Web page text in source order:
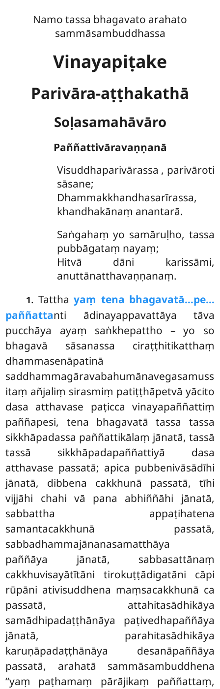
Namo tassa bhagavato arahato
sammāsambuddhassa
Vinayapiṭake
Parivāra-aṭṭhakathā
Soḷasamahāvāro
Paññattivāravaṇṇanā
Visuddhaparivārassa , parivāroti
sāsane;
Dhammakkhandhasarīrassa,
khandhakānaṃ anantarā.
Saṅgahaṃ yo samāruḷho, tassa
pubbāgataṃ nayaṃ;
Hitvā dāni karissāmi,
anuttānatthavaṇṇanaṃ.
1. Tatthayaṃ tena bhagavatā…pe…
paññattanti ādinayappavattāya tāva
pucchāya ayaṃ saṅkhepattho – yo so
bhagavā sāsanassa ciraṭṭhitikatthaṃ
dhammasenāpatinā
saddhammagāravabahumānavegasamuss
itaṃ añjaliṃ sirasmiṃ patiṭṭhāpetvā yācito
dasa atthavase paṭicca vinayapaññattiṃ
paññapesi, tena bhagavatā tassa tassa
sikkhāpadassa paññattikālaṃ jānatā, tassā
tassā sikkhāpadapaññattiyā dasa
atthavase passatā; apica pubbenivāsādīhi
jānatā, dibbena cakkhunā passatā, tīhi
vijjāhi chahi vā pana abhiññāhi jānatā,
sabbattha appaṭihatena
samantacakkhunā passatā,
sabbadhammajānanasamatthāya
paññāya jānatā, sabbasattānaṃ
cakkhuvisayātītāni tirokuṭṭādigatāni cāpi
rūpāni ativisuddhena maṃsacakkhunā ca
passatā, attahitasādhikāya
samādhipadaṭṭhānāya paṭivedhapaññāya
jānatā, parahitasādhikāya
karuṇāpadaṭṭhānāya desanāpaññāya
passatā, arahatā sammāsambuddhena
‘‘yaṃ paṭhamaṃ pārājikaṃ paññattaṃ,